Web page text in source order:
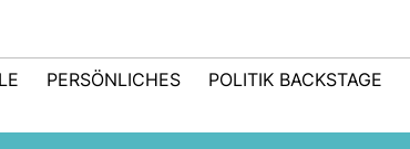
PERSÖNLICHES POLITIK BACKSTAGE